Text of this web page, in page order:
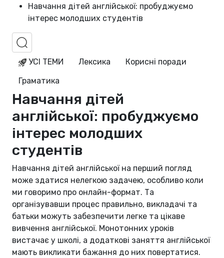
Навчання дітей англійської: пробуджуємо
інтерес молодших студентів
УСІ ТЕМИ Лексика
Корисні поради
Граматика
Навчання дітей
англійської: пробуджуємо
інтерес молодших
студентів
Навчання дітей англійської на перший погляд
може здатися нелегкою задачею, особливо коли
ми говоримо про онлайн-формат. Та
організувавши процес правильно, викладачі та
батьки можуть забезпечити легке та цікаве
вивчення англійської. Монотонних уроків
вистачає у школі, а додаткові заняття англійської
мають викликати бажання до них повертатися.